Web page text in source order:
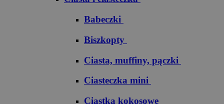
Babeczki
Biszkopty
Ciasta, muffiny, pączki
Ciasteczka mini
Ciastka kokosowe